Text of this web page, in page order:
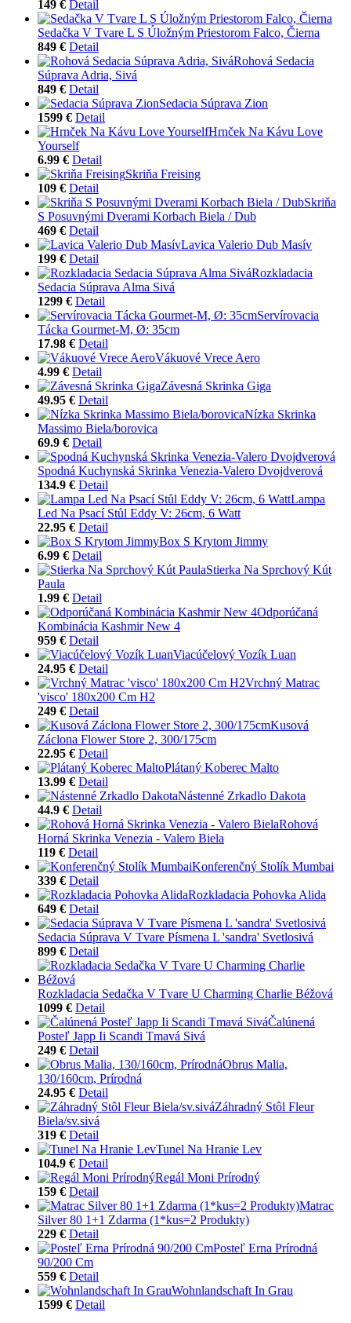
149 € Detail
Sedačka V Tvare L S Úložným Priestorom Falco, Čierna
849 € Detail
Rohová Sedacia
Súprava Adria, Sivá
849 € Detail
Sedacia Súprava Zion
1599 € Detail
Hrnček Na Kávu Love
Yourself
6.99 € Detail
Skriňa Freising
109 € Detail
Skriňa
S Posuvnými Dverami Korbach Biela / Dub
469 € Detail
Lavica Valerio Dub Masív
199 € Detail
Rozkladacia
Sedacia Súprava Alma Sivá
1299 € Detail
Servírovacia
Tácka Gourmet-M, Ø: 35cm
17.98 € Detail
Vákuové Vrece Aero
4.99 € Detail
Závesná Skrinka Giga
49.95 € Detail
Nízka Skrinka
Massimo Biela/borovica
69.9 € Detail
Spodná Kuchynská Skrinka Venezia-Valero Dvojdverová
134.9 € Detail
Lampa
Led Na Psací Stůl Eddy V: 26cm, 6 Watt
22.95 € Detail
Box S Krytom Jimmy
6.99 € Detail
Stierka Na Sprchový Kút
Paula
1.99 € Detail
Odporúčaná
Kombinácia Kashmir New 4
959 € Detail
Viacúčelový Vozík Luan
24.95 € Detail
Vrchný Matrac
'visco' 180x200 Cm H2
249 € Detail
Kusová
Záclona Flower Store 2, 300/175cm
22.95 € Detail
Plátaný Koberec Malto
13.99 € Detail
Nástenné Zrkadlo Dakota
44.9 € Detail
Rohová
Horná Skrinka Venezia - Valero Biela
119 € Detail
Konferenčný Stolík Mumbai
339 € Detail
Rozkladacia Pohovka Alida
649 € Detail
Sedacia Súprava V Tvare Písmena L 'sandra' Svetlosivá
899 € Detail
Rozkladacia Sedačka V Tvare U Charming Charlie Béžová
1099 € Detail
Čalúnená
Posteľ Japp Ii Scandi Tmavá Sivá
249 € Detail
Obrus Malia,
130/160cm, Prírodná
24.95 € Detail
Záhradný Stôl Fleur
Biela/sv.sivá
319 € Detail
Tunel Na Hranie Lev
104.9 € Detail
Regál Moni Prírodný
159 € Detail
Matrac
Silver 80 1+1 Zdarma (1*kus=2 Produkty)
229 € Detail
Posteľ Erna Prírodná
90/200 Cm
559 € Detail
Wohnlandschaft In Grau
1599 € Detail